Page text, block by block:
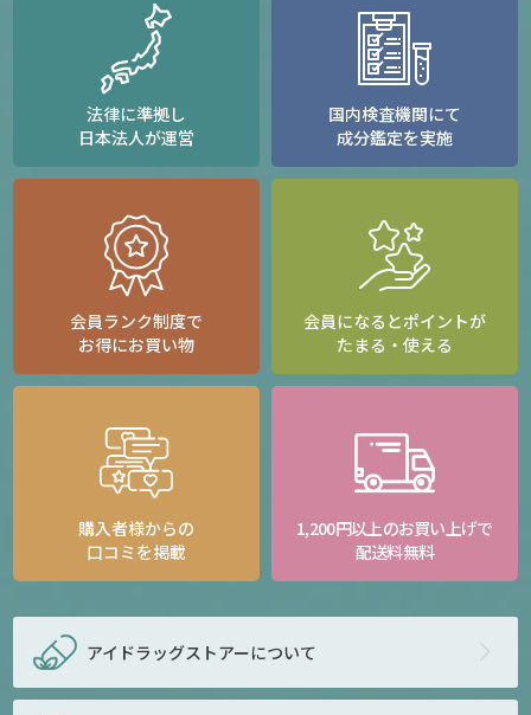
法律に準拠し
日本法人が運営
国内検査機関にて
成分鑑定を実施
会員ランク制度で
お得にお買い物
会員になるとポイントが
たまる・使える
購入者様からの
口コミを掲載
1,200円以上のお買い上げで
配送料無料
アイドラッグストアーについて